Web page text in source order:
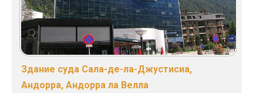
Здание суда Сала-де-ла-Джустисиа,
Андорра, Андорра ла Велла